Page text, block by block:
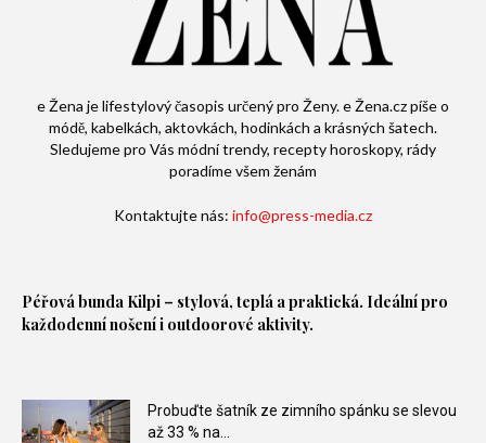
e Žena je lifestylový časopis určený pro Ženy. e Žena.cz píše o
módě, kabelkách, aktovkách, hodinkách a krásných šatech.
Sledujeme pro Vás módní trendy, recepty horoskopy, rády
poradíme všem ženám
Kontaktujte nás: info@press-media.cz
Péřová bunda Kilpi – stylová, teplá a praktická. Ideální pro
každodenní nošení i outdoorové aktivity.
Probuďte šatník ze zimního spánku se slevou
až 33 % na...